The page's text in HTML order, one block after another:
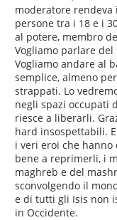
moderatore
persone tra i 18 e i
al potere, membro
Vogliamo parlare del
Vogliamo andare al
semplice, almeno
strappati. Lo
negli spazi occupati
riesce a liberarli.
hard insospettabili.
i veri eroi che hanno
bene a reprimerli, i
maghreb e del
sconvolgendo il
e di tutti gli Isis non
in Occidente.